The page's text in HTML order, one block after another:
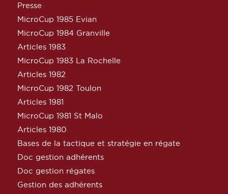
Presse
MicroCup 1985 Evian
MicroCup 1984 Granville
Articles 1983
MicroCup 1983 La Rochelle
Articles 1982
MicroCup 1982 Toulon
Articles 1981
MicroCup 1981 St Malo
Articles 1980
Bases de la tactique et stratégie en régate
Doc gestion adhérents
Doc gestion régates
Gestion des adhérents